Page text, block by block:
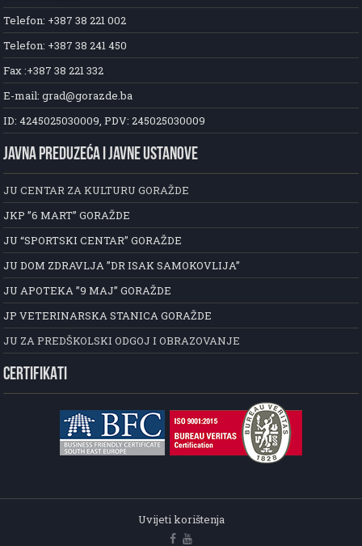
Telefon: +387 38 221 002
Telefon: +387 38 241 450
Fax :+387 38 221 332
E-mail: grad@gorazde.ba
ID: 4245025030009, PDV: 245025030009
JAVNA PREDUZEĆA I JAVNE USTANOVE
JU CENTAR ZA KULTURU GORAŽDE
JKP ”6 MART” GORAŽDE
JU “SPORTSKI CENTAR” GORAŽDE
JU DOM ZDRAVLJA ”DR ISAK SAMOKOVLIJA”
JU APOTEKA ”9 MAJ” GORAŽDE
JP VETERINARSKA STANICA GORAŽDE
JU ZA PREDŠKOLSKI ODGOJ I OBRAZOVANJE
CERTIFIKATI
Uvijeti korištenja